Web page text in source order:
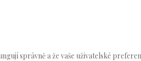
správně a že vaše uživatelské